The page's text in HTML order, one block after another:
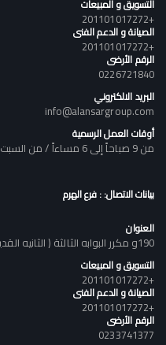
التسويق و المبيعات
+201101017272
الصيانة و الدعم الفنى
+201101017272
الرقم الأرضى
0226721840
البريد الالكتروني
info@alansargroup.com
أوقات العمل الرسمية
من 9 صباحاً إلى 6 مساءاً / من السبت إلى الخميس
بيانات الاتصال: : فرع الهرم
العنوان
190و مكرر البوابه الثالثة ( الثانيه القديمه) بوابه خفرع - حدائق الأهرام - الجيزة
التسويق و المبيعات
+201101017272
الصيانة و الدعم الفنى
+201101017272
الرقم الأرضى
0233741377